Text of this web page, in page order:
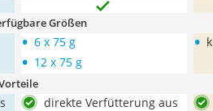
Größen
• 6 x 75 g
• 12 x 75 g
•
direkte Verfütterung aus